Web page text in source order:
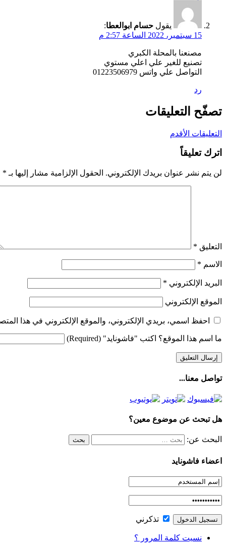
يقول حسام ابوالعطا:
15 سبتمبر، 2022 الساعة 2:57 م
مصنعنا بالمحلة الكبري
تصنيع للغير علي اعلي مستوي
التواصل علي واتس 01223506979
رد
تصفّح التعليقات
التعليقات الأقدم
اترك تعليقاً
لن يتم نشر عنوان بريدك الإلكتروني. الحقول الإلزامية مشار إليها بـ *
التعليق *
الاسم *
البريد الإلكتروني *
الموقع الإلكتروني
احفظ اسمي، بريدي الإلكتروني، والموقع الإلكتروني في هذا
ما اسم هذا الموقع؟ اكتب "فاشونايد" (Required)
تواصل معنا...
هل تبحث عن موضوع معين؟
البحث عن:
اعضاء فاشونايد
تذكرني
نسيت كلمة المرور ؟